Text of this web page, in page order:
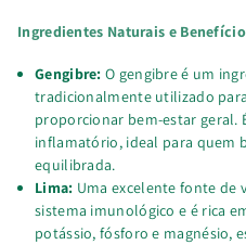
Ingredientes Naturais e
Gengibre: O gengibre é um
tradicionalmente utilizado
proporcionar bem-estar geral.
inflamatório, ideal para quem
equilibrada.
Lima: Uma excelente fonte de
sistema imunológico e é rica
potássio, fósforo e magnésio,